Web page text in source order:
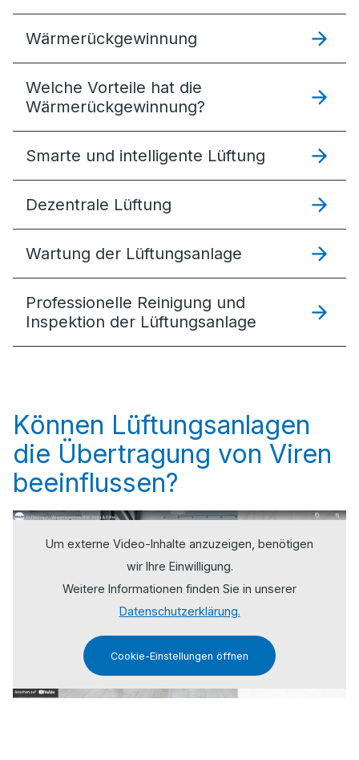
Wärmerückgewinnung
Welche Vorteile hat die
Wärmerückgewinnung?
Smarte und intelligente Lüftung
Dezentrale Lüftung
Wartung der Lüftungsanlage
Professionelle Reinigung und
Inspektion der Lüftungsanlage
Können Lüftungsanlagen
die Übertragung von Viren
beeinflussen?
Um externe Video-Inhalte anzuzeigen, benötigen
wir Ihre Einwilligung.
Weitere Informationen finden Sie in unserer
Datenschutzerklärung.
Cookie-Einstellungen öffnen